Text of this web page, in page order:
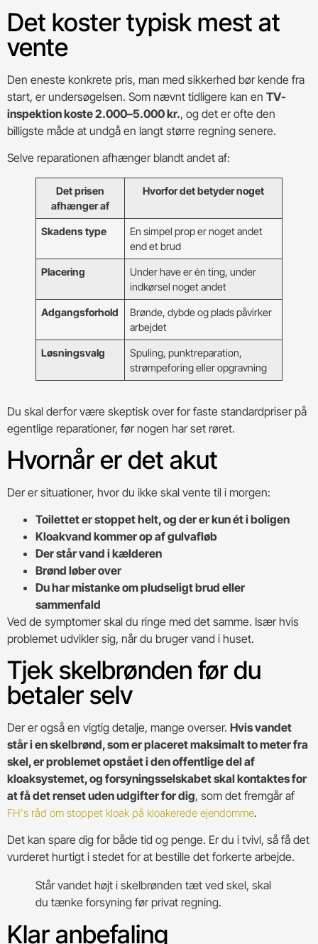
Det koster typisk mest at
vente
Den eneste konkrete pris, man med sikkerhed bør kende fra
start, er undersøgelsen. Som nævnt tidligere kan en TV-
inspektion koste 2.000–5.000 kr., og det er ofte den
billigste måde at undgå en langt større regning senere.
Selve reparationen afhænger blandt andet af:
Det prisen
afhænger af
Hvorfor det betyder noget
Skadens type
En simpel prop er noget andet
end et brud
Placering
Under have er én ting, under
indkørsel noget andet
Adgangsforhold
Brønde, dybde og plads påvirker
arbejdet
Løsningsvalg
Spuling, punktreparation,
strømpeforing eller opgravning
Du skal derfor være skeptisk over for faste standardpriser på
egentlige reparationer, før nogen har set røret.
Hvornår er det akut
Der er situationer, hvor du ikke skal vente til i morgen:
Toilettet er stoppet helt, og der er kun ét i boligen
Kloakvand kommer op af gulvafløb
Der står vand i kælderen
Brønd løber over
Du har mistanke om pludseligt brud eller
sammenfald
Ved de symptomer skal du ringe med det samme. Især hvis
problemet udvikler sig, når du bruger vand i huset.
Tjek skelbrønden før du
betaler selv
Der er også en vigtig detalje, mange overser. Hvis vandet
står i en skelbrønd, som er placeret maksimalt to meter fra
skel, er problemet opstået i den offentlige del af
kloaksystemet, og forsyningsselskabet skal kontaktes for
at få det renset uden udgifter for dig, som det fremgår af
FH's råd om stoppet kloak på kloakerede ejendomme.
Det kan spare dig for både tid og penge. Er du i tvivl, så få det
vurderet hurtigt i stedet for at bestille det forkerte arbejde.
Står vandet højt i skelbrønden tæt ved skel, skal
du tænke forsyning før privat regning.
Klar anbefaling